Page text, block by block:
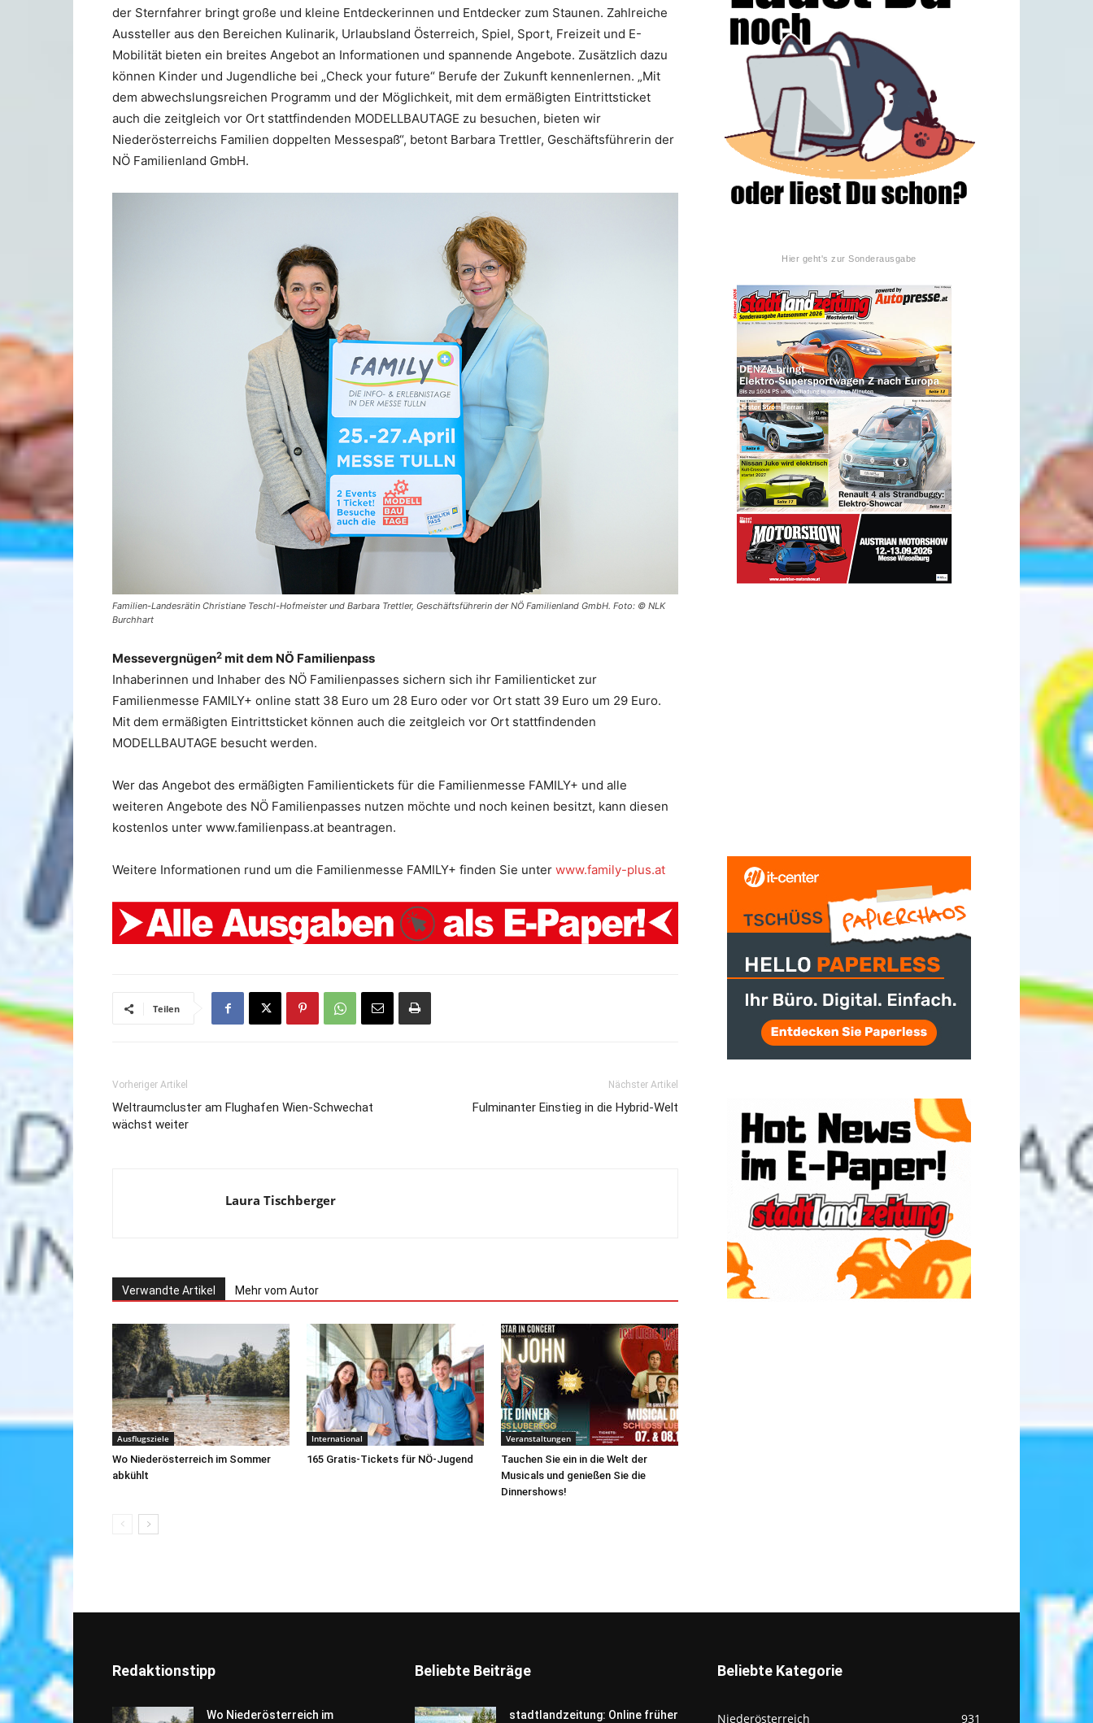
der Sternfahrer bringt große und kleine Entdeckerinnen und Entdecker zum Staunen. Zahlreiche
Aussteller aus den Bereichen Kulinarik, Urlaubsland Österreich, Spiel, Sport, Freizeit und E-
Mobilität bieten ein breites Angebot an Informationen und spannende Angebote. Zusätzlich dazu
können Kinder und Jugendliche bei „Check your future“ Berufe der Zukunft kennenlernen. „Mit
dem abwechslungsreichen Programm und der Möglichkeit, mit dem ermäßigten Eintrittsticket
auch die zeitgleich vor Ort stattfindenden MODELLBAUTAGE zu besuchen, bieten wir
Niederösterreichs Familien doppelten Messespaß“, betont Barbara Trettler, Geschäftsführerin der
NÖ Familienland GmbH.
Familien-Landesrätin Christiane Teschl-Hofmeister und Barbara Trettler, Geschäftsführerin der NÖ Familienland GmbH. Foto: © NLK
Burchhart
Messevergnügen2 mit dem NÖ Familienpass
Inhaberinnen und Inhaber des NÖ Familienpasses sichern sich ihr Familienticket zur
Familienmesse FAMILY+ online statt 38 Euro um 28 Euro oder vor Ort statt 39 Euro um 29 Euro.
Mit dem ermäßigten Eintrittsticket können auch die zeitgleich vor Ort stattfindenden
MODELLBAUTAGE besucht werden.
Wer das Angebot des ermäßigten Familientickets für die Familienmesse FAMILY+ und alle
weiteren Angebote des NÖ Familienpasses nutzen möchte und noch keinen besitzt, kann diesen
kostenlos unter www.familienpass.at beantragen.
Weitere Informationen rund um die Familienmesse FAMILY+ finden Sie unter www.family-plus.at
Teilen
Vorheriger Artikel
Weltraumcluster am Flughafen Wien-Schwechat
wächst weiter
Nächster Artikel
Fulminanter Einstieg in die Hybrid-Welt
Laura Tischberger
Verwandte Artikel Mehr vom Autor
Ausflugsziele
Wo Niederösterreich im Sommer
abkühlt
International
165 Gratis-Tickets für NÖ-Jugend
Veranstaltungen
Tauchen Sie ein in die Welt der
Musicals und genießen Sie die
Dinnershows!
Hier geht's zur Sonderausgabe
Redaktionstipp
Wo Niederösterreich im
Beliebte Beiträge
stadtlandzeitung: Online früher
Beliebte Kategorie
Niederösterreich 931